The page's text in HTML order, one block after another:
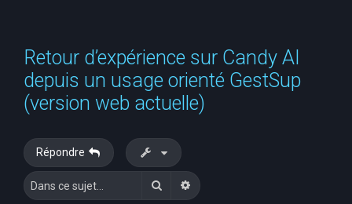
Retour d’expérience sur Candy AI
depuis un usage orienté GestSup
(version web actuelle)
Répondre
RechercherRecherche avancée